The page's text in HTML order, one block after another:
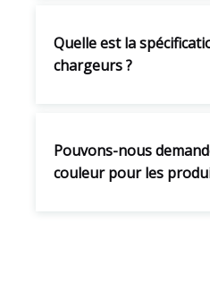
Quelle est la
chargeurs ?
Pouvons-nous
couleur pour les